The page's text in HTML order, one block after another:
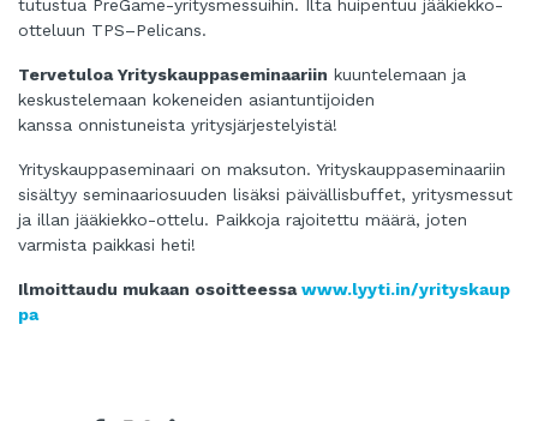
tutustua PreGame-yritysmessuihin. Ilta huipentuu jääkiekko-
otteluun TPS–Pelicans.
TervetuloaYrityskauppaseminaariin kuuntelemaan ja
keskustelemaan kokeneiden asiantuntijoiden
kanssa onnistuneista yritysjärjestelyistä!
Yrityskauppaseminaari on maksuton. Yrityskauppaseminaariin
sisältyy seminaariosuuden lisäksi päivällisbuffet, yritysmessut
ja illan jääkiekko-ottelu. Paikkoja rajoitettu määrä, joten
varmista paikkasi heti!
Ilmoittaudu mukaan osoitteessawww.lyyti.in/yrityskaup
pa